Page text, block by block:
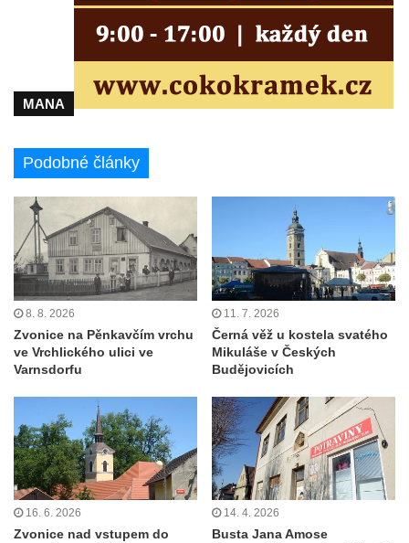
MANA
Podobné články
8. 8. 2026
Zvonice na Pěnkavčím vrchu
ve Vrchlického ulici ve
Varnsdorfu
11. 7. 2026
Černá věž u kostela svatého
Mikuláše v Českých
Budějovicích
16. 6. 2026
Zvonice nad vstupem do
14. 4. 2026
Busta Jana Amose